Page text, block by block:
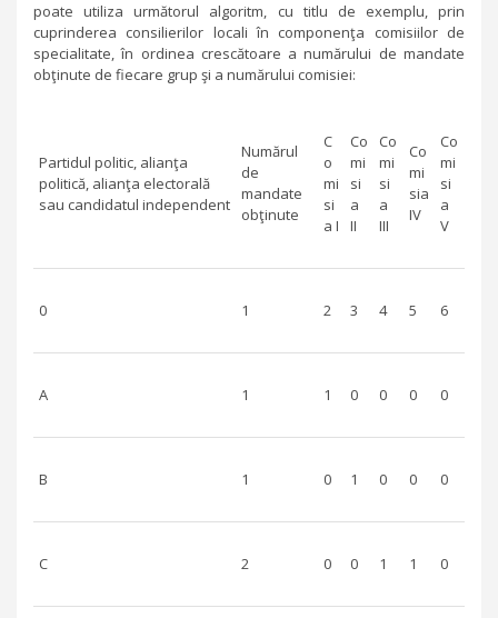
poate utiliza următorul algoritm, cu titlu de exemplu, prin
cuprinderea consilierilor locali în componenţa comisiilor de
specialitate, în ordinea crescătoare a numărului de mandate
obţinute de fiecare grup şi a numărului comisiei:
Partidul politic, alianţa
politică, alianţa electorală
sau candidatul independent
Numărul
de
mandate
obţinute
C
o
mi
si
a I
Co
mi
si
a
II
Co
mi
si
a
III
Co
mi
sia
IV
Co
mi
si
a
V
0 1 2 3 4 5 6
A 1 1 0 0 0 0
B 1 0 1 0 0 0
C 2 0 0 1 1 0